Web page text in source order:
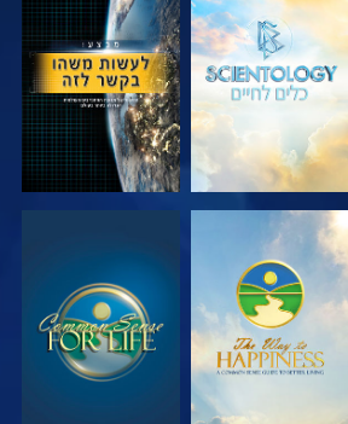
בדוק את הסדרה צפה
צפה צפה